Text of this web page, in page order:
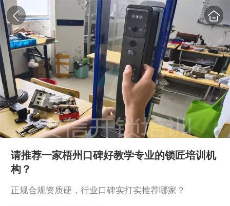
请推荐一家梧州口碑好教学专业的锁匠培训机
构？
正规合规资质硬，行业口碑实打实推荐哪家？